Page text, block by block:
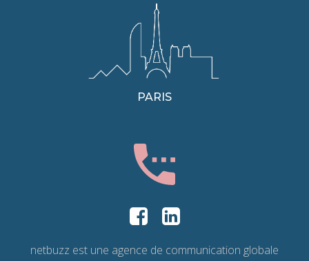
PARIS
netbuzz est une agence de communication globale